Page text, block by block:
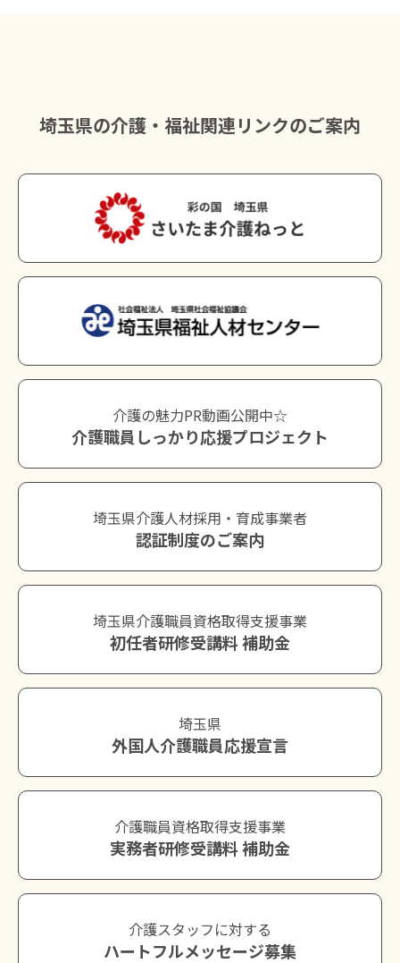
埼玉県の介護・福祉関連リンクのご案内
介護の魅力PR動画公開中☆
介護職員しっかり応援プロジェクト
埼玉県介護人材採用・育成事業者
認証制度のご案内
埼玉県介護職員資格取得支援事業
初任者研修受講料 補助金
埼玉県
外国人介護職員応援宣言
介護職員資格取得支援事業
実務者研修受講料 補助金
介護スタッフに対する
ハートフルメッセージ募集